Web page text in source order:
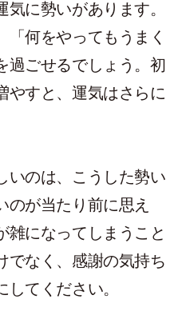
に勢いがあります。
何をやってもうまく
過ごせるでしょう。初
やすと、運気はさらに
いのは、こうした勢い
のが当たり前に思え
雑になってしまうこと
でなく、感謝の気持ち
てください。